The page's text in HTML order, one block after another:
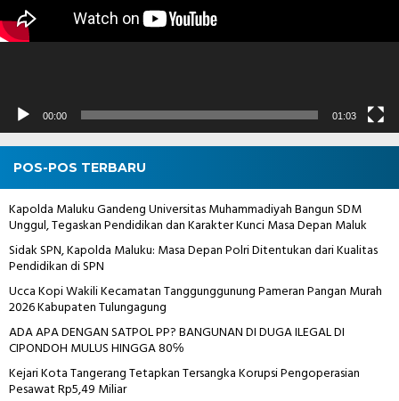
00:00 01:03
POS-POS TERBARU
Kapolda Maluku Gandeng Universitas Muhammadiyah Bangun SDM
Unggul, Tegaskan Pendidikan dan Karakter Kunci Masa Depan Maluk
Sidak SPN, Kapolda Maluku: Masa Depan Polri Ditentukan dari Kualitas
Pendidikan di SPN
Ucca Kopi Wakili Kecamatan Tanggunggunung Pameran Pangan Murah
2026 Kabupaten Tulungagung
ADA APA DENGAN SATPOL PP? BANGUNAN DI DUGA ILEGAL DI
CIPONDOH MULUS HINGGA 80℅
Kejari Kota Tangerang Tetapkan Tersangka Korupsi Pengoperasian
Pesawat Rp5,49 Miliar